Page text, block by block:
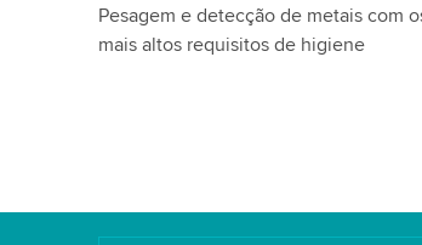
O controlador de peso em uma versão
sólida em aço inoxidável para